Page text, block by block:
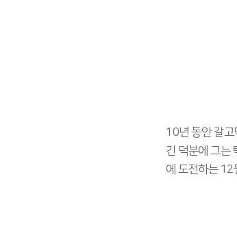
10년 동안 갈고
긴 덕분에 그는
에 도전하는 12